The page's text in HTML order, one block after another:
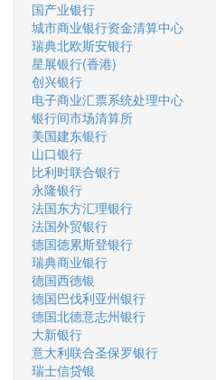
国产业银行
城市商业银行资金清算中心
瑞典北欧斯安银行
星展银行(香港)
创兴银行
电子商业汇票系统处理中心
银行间市场清算所
美国建东银行
山口银行
比利时联合银行
永隆银行
法国东方汇理银行
法国外贸银行
德国德累斯登银行
瑞典商业银行
德国西德银
德国巴伐利亚州银行
德国北德意志州银行
大新银行
意大利联合圣保罗银行
瑞士信贷银